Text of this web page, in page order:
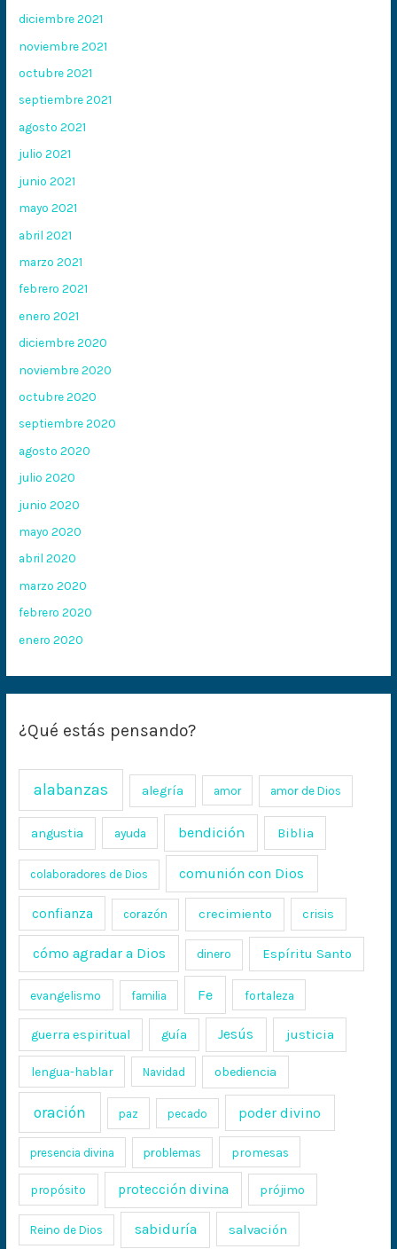
diciembre 2021
noviembre 2021
octubre 2021
septiembre 2021
agosto 2021
julio 2021
junio 2021
mayo 2021
abril 2021
marzo 2021
febrero 2021
enero 2021
diciembre 2020
noviembre 2020
octubre 2020
septiembre 2020
agosto 2020
julio 2020
junio 2020
mayo 2020
abril 2020
marzo 2020
febrero 2020
enero 2020
¿Qué estás pensando?
alabanzas alegría amor amor de Dios
angustia ayuda bendición Biblia
colaboradores de Dios comunión con Dios
confianza corazón crecimiento crisis
cómo agradar a Dios dinero Espíritu Santo
evangelismo familia Fe fortaleza
guerra espiritual guía Jesús justicia
lengua-hablar Navidad obediencia
oración paz pecado poder divino
presencia divina problemas promesas
propósito protección divina prójimo
Reino de Dios sabiduría salvación